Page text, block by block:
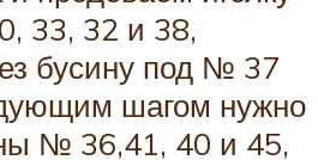
33, 32 и 38,
бусину под № 37
шагом нужно
№ 36,41, 40 и 45,